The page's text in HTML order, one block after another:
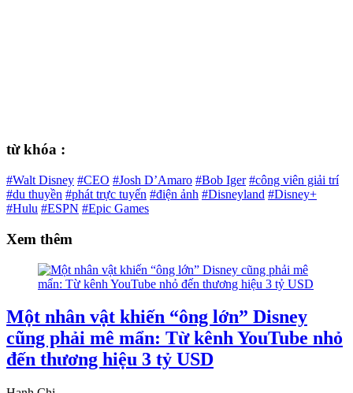
từ khóa :
#Walt Disney #CEO #Josh D’Amaro #Bob Iger #công viên giải trí
#du thuyền #phát trực tuyến #điện ảnh #Disneyland #Disney+
#Hulu #ESPN #Epic Games
Xem thêm
Một nhân vật khiến “ông lớn” Disney
cũng phải mê mẩn: Từ kênh YouTube nhỏ
đến thương hiệu 3 tỷ USD